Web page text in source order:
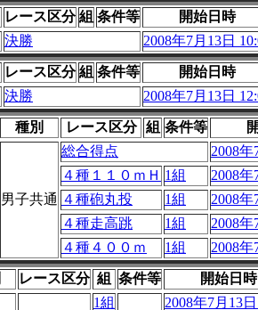
レース区分 組 条件等
開始日時
決勝 2008年7月13日
レース区分 組 条件等
開始日時
決勝 2008年7月13日
種別 レース区分 組 条件等
男子共通
総合得点
2008年
４種１１０ｍＨ 1組
2008年
４種砲丸投 1組
2008年
４種走高跳 1組
2008年
４種４００ｍ 1組 2008年
レース区分 組 条件等
開始日時
1組
2008年7月13